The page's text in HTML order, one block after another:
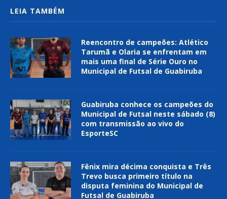
LEIA TAMBÉM
Reencontro de campeões: Atlético
Tarumã e Olaria se enfrentam em
mais uma final de Série Ouro no
Municipal de Futsal de Guabiruba
Guabiruba conhece os campeões do
Municipal de Futsal neste sábado (8)
com transmissão ao vivo do
EsporteSC
Fênix mira décima conquista e Três
Trevo busca primeiro título na
disputa feminina do Municipal de
Futsal de Guabiruba